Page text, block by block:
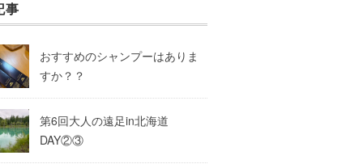
事
おすすめのシャンプーはありま
すか？？
第6回大人の遠足in北海道
DAY②③